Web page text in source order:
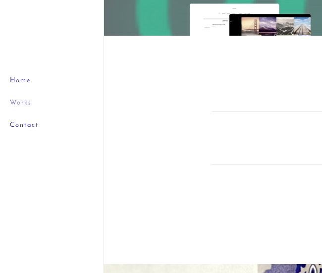
Home
Works
Contact